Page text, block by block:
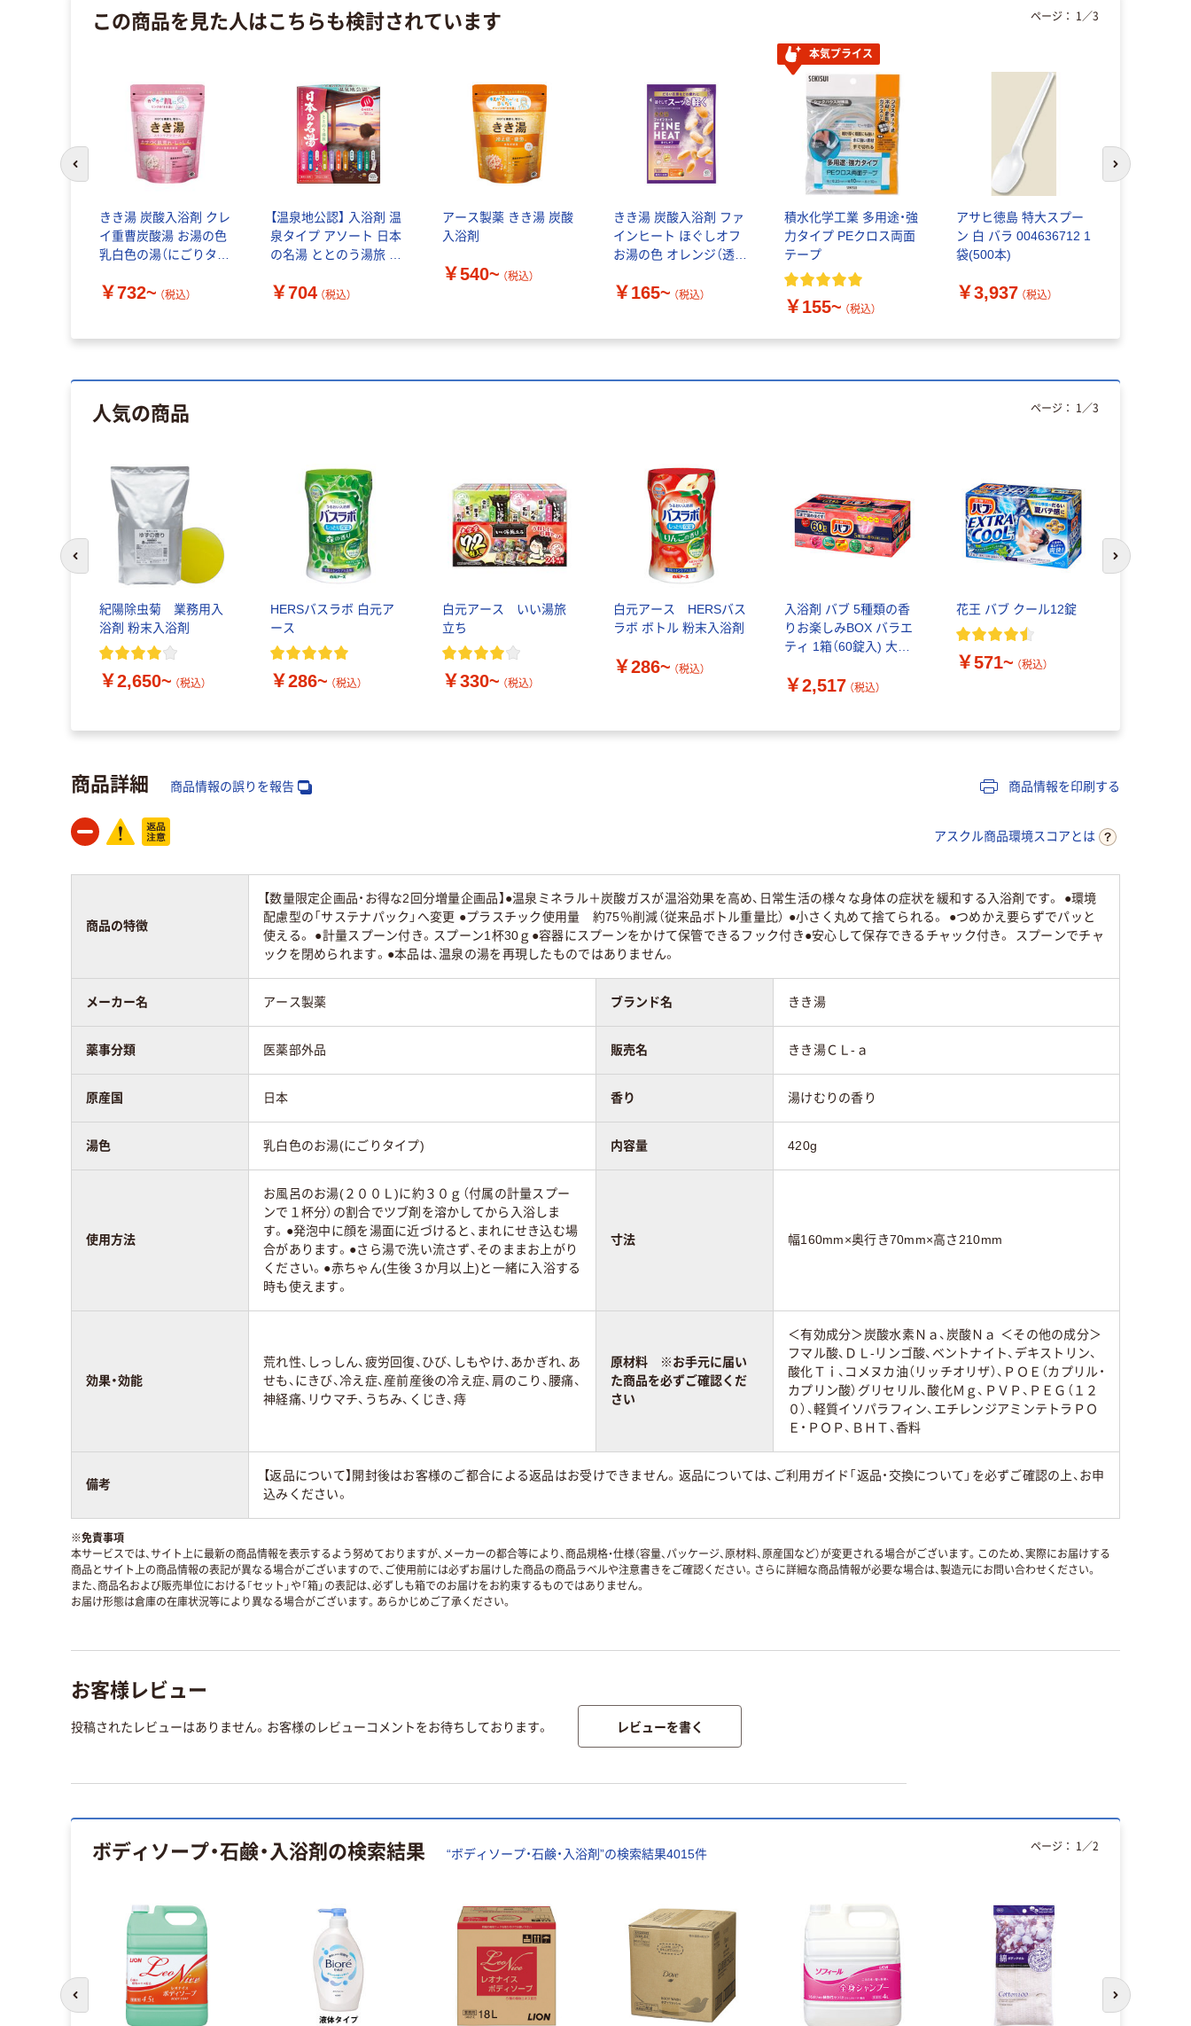
この商品を見た人はこちらも検討されています
きき湯 炭酸入浴剤 クレ
イ重曹炭酸湯 お湯の色
乳白色の湯（にごりタイ
￥732~ （税込）
【温泉地公認】 入浴剤 温
泉タイプ アソート 日本
の名湯 ととのう湯旅 1
個包装 炭酸 にごり 医薬
￥704 （税込）
アース製薬 きき湯 炭酸
入浴剤
￥540~ （税込）
きき湯 炭酸入浴剤 ファ
インヒート ほぐしオフ
お湯の色 オレンジ（透明
￥165~ （税込）
本気プライス
積水化学工業 多用途・強
力タイプ PEクロス両面
テープ
￥155~ （税込）
アサヒ徳島 特大スプー
ン 白 バラ 004636712 1
袋(500本)
￥3,937 （税込）
ページ： 1 ／3
前のスライドへ 次のスライド
人気の商品
紀陽除虫菊 業務用入
浴剤 粉末入浴剤
￥2,650~ （税込）
HERSバスラボ 白元ア
ース
￥286~ （税込）
白元アース いい湯旅
立ち
￥330~ （税込）
白元アース HERSバス
ラボ ボトル 粉末入浴剤
￥286~ （税込）
入浴剤 バブ 5種類の香
りお楽しみBOX バラエ
ティ 1箱（60錠入) 大容
￥2,517 （税込）
花王 バブ クール12錠
￥571~ （税込）
ページ： 1 ／3
前のスライドへ 次のスライド
商品詳細 商品情報の誤りを報告 商品情報を印刷する
アスクル商品環境スコアとは
商品の特徴
【数量限定企画品・お得な2回分増量企画品】●温泉ミネラル＋炭酸ガスが温浴効果を高め、日常生活の様々な身体の症状を緩和する入浴剤です。 ●環境
配慮型の「サステナパック」へ変更 ●プラスチック使用量 約75％削減（従来品ボトル重量比） ●小さく丸めて捨てられる。 ●つめかえ要らずでパッと
使える。 ●計量スプーン付き。スプーン1杯30ｇ●容器にスプーンをかけて保管できるフック付き●安心して保存できるチャック付き。 スプーンでチャ
ックを閉められます。●本品は、温泉の湯を再現したものではありません。
メーカー名 アース製薬 ブランド名 きき湯
薬事分類 医薬部外品 販売名 きき湯ＣＬ-ａ
原産国 日本 香り 湯けむりの香り
湯色 乳白色のお湯(にごりタイプ) 内容量 420g
使用方法
お風呂のお湯(２００Ｌ)に約３０ｇ（付属の計量スプー
ンで１杯分）の割合でツブ剤を溶かしてから入浴しま
す。●発泡中に顔を湯面に近づけると、まれにせき込む場
合があります。●さら湯で洗い流さず、そのままお上がり
ください。●赤ちゃん(生後３か月以上)と一緒に入浴する
時も使えます。
寸法 幅160mm×奥行き70mm×高さ210mm
効果・効能
荒れ性、しっしん、疲労回復、ひび、しもやけ、あかぎれ、あ
せも、にきび、冷え症、産前産後の冷え症、肩のこり、腰痛、
神経痛、リウマチ、うちみ、くじき、痔
原材料 ※お手元に届い
た商品を必ずご確認くだ
さい
＜有効成分＞炭酸水素Ｎａ、炭酸Ｎａ ＜その他の成分＞
フマル酸、ＤＬ-リンゴ酸、ベントナイト、デキストリン、
酸化Ｔｉ、コメヌカ油（リッチオリザ）、ＰＯＥ（カプリル・
カプリン酸）グリセリル、酸化Ｍｇ、ＰＶＰ、ＰＥＧ（１２
０）、軽質イソパラフィン、エチレンジアミンテトラＰＯ
Ｅ・ＰＯＰ、ＢＨＴ、香料
備考
【返品について】開封後はお客様のご都合による返品はお受けできません。返品については、ご利用ガイド「返品・交換について」を必ずご確認の上、お申
込みください。
※免責事項
本サービスでは、サイト上に最新の商品情報を表示するよう努めておりますが、メーカーの都合等により、商品規格・仕様（容量、パッケージ、原材料、原産国など）が変更される場合がございます。このため、実際にお届けする
商品とサイト上の商品情報の表記が異なる場合がございますので、ご使用前には必ずお届けした商品の商品ラベルや注意書きをご確認ください。さらに詳細な商品情報が必要な場合は、製造元にお問い合わせください。
また、商品名および販売単位における「セット」や「箱」の表記は、必ずしも箱でのお届けをお約束するものではありません。
お届け形態は倉庫の在庫状況等により異なる場合がございます。あらかじめご了承ください。
お客様レビュー
投稿されたレビューはありません。お客様のレビューコメントをお待ちしております。 レビューを書く
ボディソープ・石鹸・入浴剤の検索結果 “ボディソープ・石鹸・入浴剤 ”の検索結果4015件
ページ： 1 ／2
前のスライドへ 次のスライド